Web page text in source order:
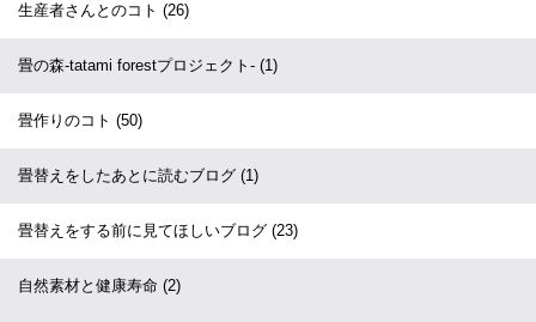
生産者さんとのコト (26)
畳の森-tatami forestプロジェクト- (1)
畳作りのコト (50)
畳替えをしたあとに読むブログ (1)
畳替えをする前に見てほしいブログ (23)
自然素材と健康寿命 (2)